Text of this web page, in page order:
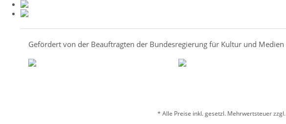
Gefördert von der Beauftragten der Bundesregierung für Kultur und Medien
* Alle Preise inkl. gesetzl. Mehrwertsteuer zzgl.